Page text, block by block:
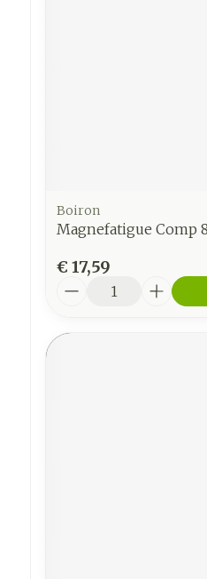
Boiron
Magnefatigue Comp
€ 17,59